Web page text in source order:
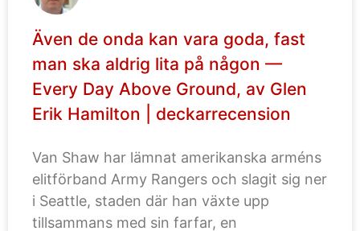
Även de onda kan vara goda, fast
man ska aldrig lita på någon —
Every Day Above Ground, av Glen
Erik Hamilton | deckarrecension
Van Shaw har lämnat amerikanska arméns
elitförband Army Rangers och slagit sig ner
i Seattle, staden där han växte upp
tillsammans med sin farfar, en